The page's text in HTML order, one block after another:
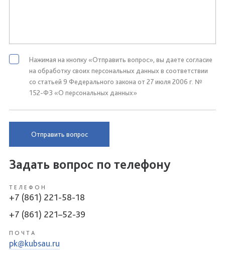
Нажимая на кнопку «Отправить вопрос», вы даете согласие
на обработку своих персональных данных в соответствии
со статьей 9 Федерального закона от 27 июля 2006 г. №
152-ФЗ «О персональных данных»
Отправить вопрос
Задать вопрос по телефону
ТЕЛЕФОН
+7 (861) 221-58-18
+7 (861) 221–52-39
ПОЧТА
pk@kubsau.ru